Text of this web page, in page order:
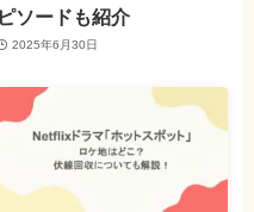
ピソードも紹介
2025年6月30日